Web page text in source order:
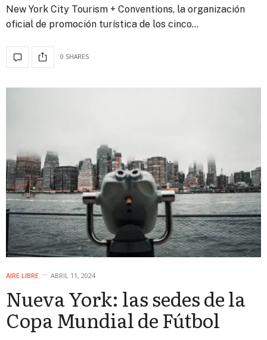
New York City Tourism + Conventions, la organización
oficial de promoción turística de los cinco…
0 SHARES
AIRE LIBRE ABRIL 11, 2024
Nueva York: las sedes de la
Copa Mundial de Fútbol